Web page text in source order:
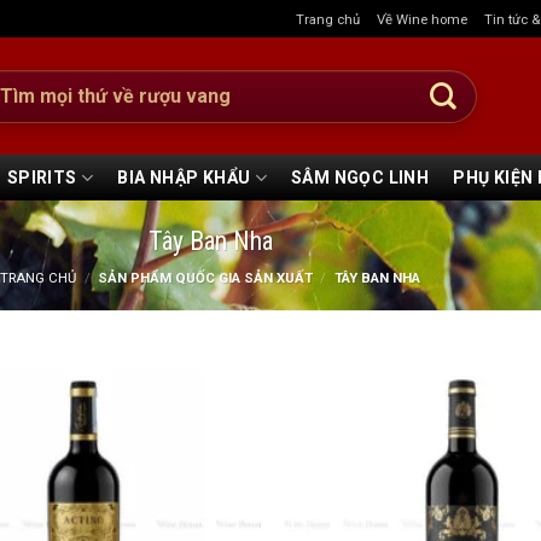
Trang chủ Về Wine home Tin tức
SPIRITS BIA NHẬP KHẨU SÂM NGỌC LINH PHỤ KIỆN
Tây Ban Nha
TRANG CHỦ / SẢN PHẨM QUỐC GIA SẢN XUẤT / TÂY BAN NHA